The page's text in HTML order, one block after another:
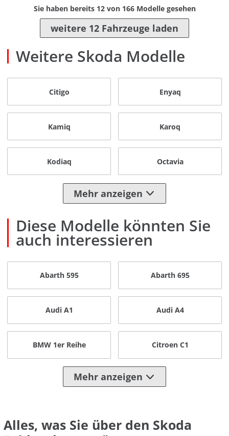
Sie haben bereits 12von 166Modelle gesehen
weitere 12 Fahrzeuge laden
Weitere Skoda Modelle
Citigo Enyaq
Kamiq Karoq
Kodiaq Octavia
Mehr anzeigen
Diese Modelle könnten Sie
auch interessieren
Abarth 595 Abarth 695
Audi A1 Audi A4
BMW 1er Reihe Citroen C1
Mehr anzeigen
Alles, was Sie über den Skoda